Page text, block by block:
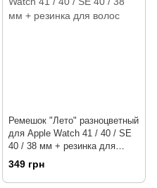
Ремешок "Лето" разноцветный
для Apple Watch 41 / 40 / SE
40 / 38 мм + резинка для
волос
349 грн